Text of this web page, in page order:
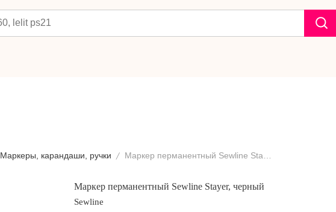
Маркеры, карандаши, ручки
Маркер перманентный Sewline Stayer, черный
Sewline